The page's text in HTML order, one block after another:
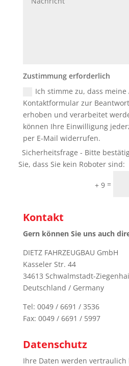
Zustimmung erforderlich
Ich stimme zu, dass
Kontaktformular zur
erhoben und verarbeitet
können Ihre Einwilligung
per E-Mail widerrufen.
+ 9 =
Kontakt
Gern können Sie uns auch
DIETZ FAHRZEUGBAU GmbH
Kasseler Str. 44
34613 Schwalmstadt-
Deutschland / Germany
Tel: 0049 / 6691 / 3536
Fax: 0049 / 6691 / 5997
Datenschutz
Ihre Daten werden